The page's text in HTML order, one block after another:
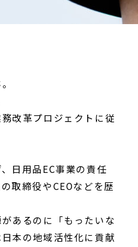
改革プロジェクトに従
日用品EC事業の責任
取締役やCEOなどを歴
あるのに「もったいな
本の地域活性化に貢献